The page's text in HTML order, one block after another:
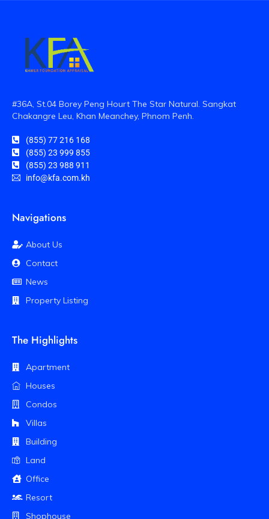
#36A, St.04 Borey Peng Hourt The Star Natural. Sangkat
Chakangre Leu, Khan Meanchey, Phnom Penh.
(855) 77 216 168
(855) 23 999 855
(855) 23 988 911
info@kfa.com.kh
Navigations
About Us
Contact
News
Property Listing
The Highlights
Apartment
Houses
Condos
Villas
Building
Land
Office
Resort
Shophouse